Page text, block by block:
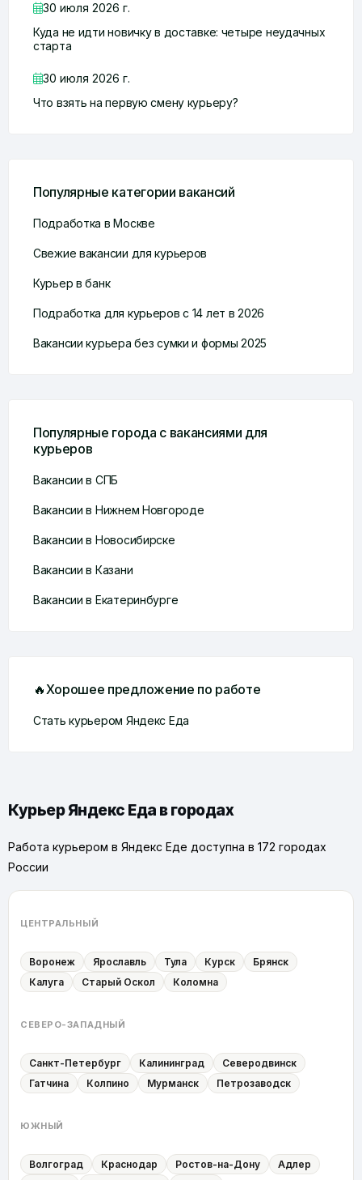
30 июля 2026 г.
Куда не идти новичку в доставке: четыре неудачных
старта
30 июля 2026 г.
Что взять на первую смену курьеру?
Популярные категории вакансий
Подработка в Москве
Свежие вакансии для курьеров
Курьер в банк
Подработка для курьеров с 14 лет в 2026
Вакансии курьера без сумки и формы 2025
Популярные города с вакансиями для
курьеров
Вакансии в СПБ
Вакансии в Нижнем Новгороде
Вакансии в Новосибирске
Вакансии в Казани
Вакансии в Екатеринбурге
🔥Хорошее предложение по работе
Стать курьером Яндекс Еда
Курьер Яндекс Еда в городах
Работа курьером в Яндекс Еде доступна в 172 городах
России
ЦЕНТРАЛЬНЫЙ
Воронеж Ярославль Тула Курск
Брянск
Калуга
Старый Оскол Коломна
СЕВЕРО-ЗАПАДНЫЙ
Санкт-Петербург Калининград
Северодвинск
Гатчина
Колпино Мурманск Петрозаводск
ЮЖНЫЙ
Волгоград Краснодар Ростов-на-Дону
Адлер